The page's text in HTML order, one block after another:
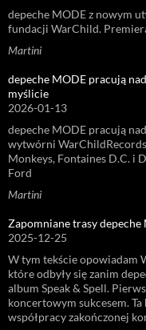
depeche MODE z nowym
fundacji WarChild.
Martini
depeche MODE pracują
myślicie
2026-01-13
depeche MODE pracują
wytwórni
Monkeys, Fontaines D.C. i
Ford
Martini
Zapomniane trasy depeche
2025-12-25
W tym tekście opowiadam
które odbyły się zanim
album Speak & Spell.
koncertowym sukcesem.
współpracy zakończonej